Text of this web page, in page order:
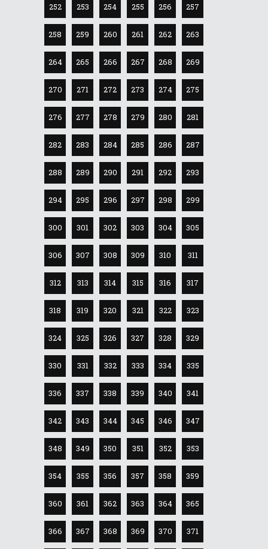
252 253 254 255 256 257
258 259 260 261 262 263
264 265 266 267 268 269
270 271 272 273 274 275
276 277 278 279 280 281
282 283 284 285 286 287
288 289 290 291 292 293
294 295 296 297 298 299
300 301 302 303 304 305
306 307 308 309 310 311
312 313 314 315 316 317
318 319 320 321 322 323
324 325 326 327 328 329
330 331 332 333 334 335
336 337 338 339 340 341
342 343 344 345 346 347
348 349 350 351 352 353
354 355 356 357 358 359
360 361 362 363 364 365
366 367 368 369 370 371